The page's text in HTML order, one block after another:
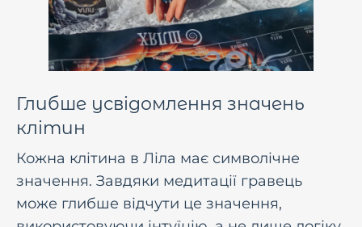
Глибше усвідомлення значень
клітин
Кожна клітина в Ліла має символічне
значення. Завдяки медитації гравець
може глибше відчути це значення,